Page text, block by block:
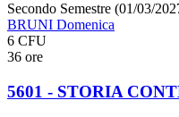
Secondo Semestre (01/03/
BRUNI Domenica
6 CFU
36 ore
5601 - STORIA